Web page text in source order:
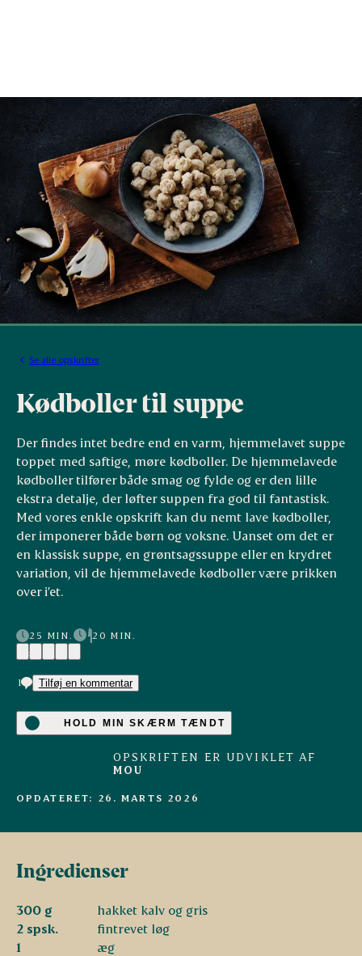
Se alle opskrifter
Kødboller til suppe
Der findes intet bedre end en varm, hjemmelavet suppe
toppet med saftige, møre kødboller. De hjemmelavede
kødboller tilfører både smag og fylde og er den lille
ekstra detalje, der løfter suppen fra god til fantastisk.
Med vores enkle opskrift kan du nemt lave kødboller,
der imponerer både børn og voksne. Uanset om det er
en klassisk suppe, en grøntsagssuppe eller en krydret
variation, vil de hjemmelavede kødboller være prikken
over i’et.
25 MIN.
20 MIN.
(4)
1 Tilføj en kommentar
HOLD MIN SKÆRM TÆNDT
OPSKRIFTEN ER UDVIKLET AF
MOU
OPDATERET: 26. MARTS 2026
Ingredienser
300 g
hakket kalv og gris
2 spsk.
fintrevet løg
1
æg